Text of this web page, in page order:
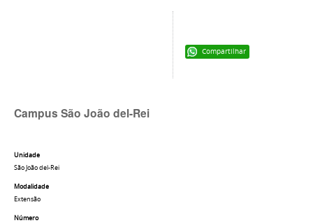
Compartilhar
Campus São João del-Rei
Unidade
São João del-Rei
Modalidade
Extensão
Número